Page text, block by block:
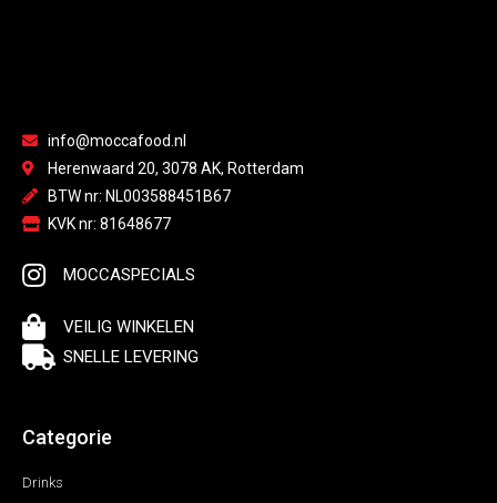
info@moccafood.nl
Herenwaard 20, 3078 AK, Rotterdam
BTW nr: NL003588451B67
KVK nr: 81648677
MOCCASPECIALS
VEILIG WINKELEN
SNELLE LEVERING
Categorie
Drinks